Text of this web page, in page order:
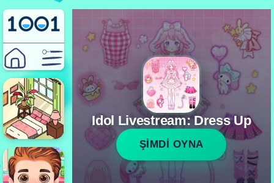
Idol Livestream: Dress Up
ŞİMDİ OYNA